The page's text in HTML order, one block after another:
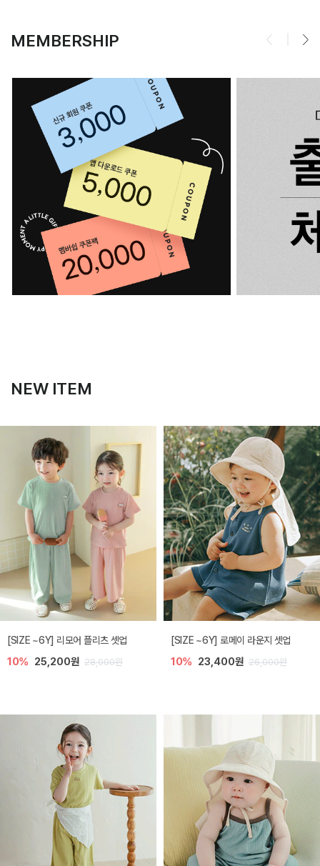
MEMBERSHIP
NEW ITEM
[SIZE ~6Y] 리모어 플리츠 셋업
10% 25,200원 28,000원
[SIZE ~6Y] 로메이 라운지 셋업
10% 23,400원 26,000원